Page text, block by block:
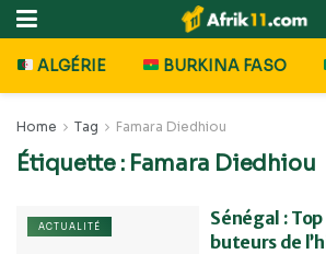
ALGÉRIE BURKINA FASO
Home Tag Famara Diedhiou
Étiquette : Famara Diedhiou
ACTUALITÉ
Sénégal :
buteurs de